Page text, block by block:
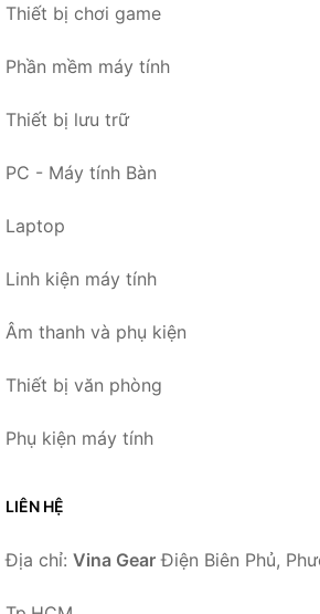
Thiết bị chơi game
Phần mềm máy tính
Thiết bị lưu trữ
PC - Máy tính Bàn
Laptop
Linh kiện máy tính
Âm thanh và phụ kiện
Thiết bị văn phòng
Phụ kiện máy tính
LIÊN HỆ
Địa chỉ: Vina Gear Điện Biên Phủ,